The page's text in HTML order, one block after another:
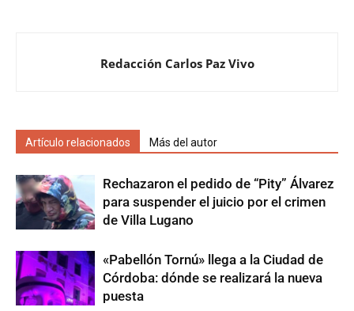
Redacción Carlos Paz Vivo
Artículo relacionados Más del autor
Rechazaron el pedido de “Pity” Álvarez
para suspender el juicio por el crimen
de Villa Lugano
«Pabellón Tornú» llega a la Ciudad de
Córdoba: dónde se realizará la nueva
puesta